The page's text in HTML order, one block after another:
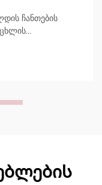
ჩანთების
გამო.